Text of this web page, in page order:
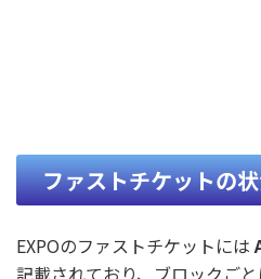
ファストチケットの
EXPOのファストチケットには